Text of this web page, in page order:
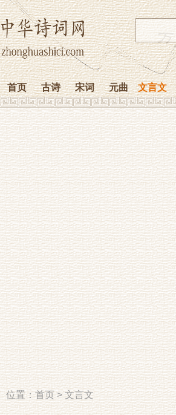
首页 古诗 宋词 元曲 文言文
位置：首页>文言文